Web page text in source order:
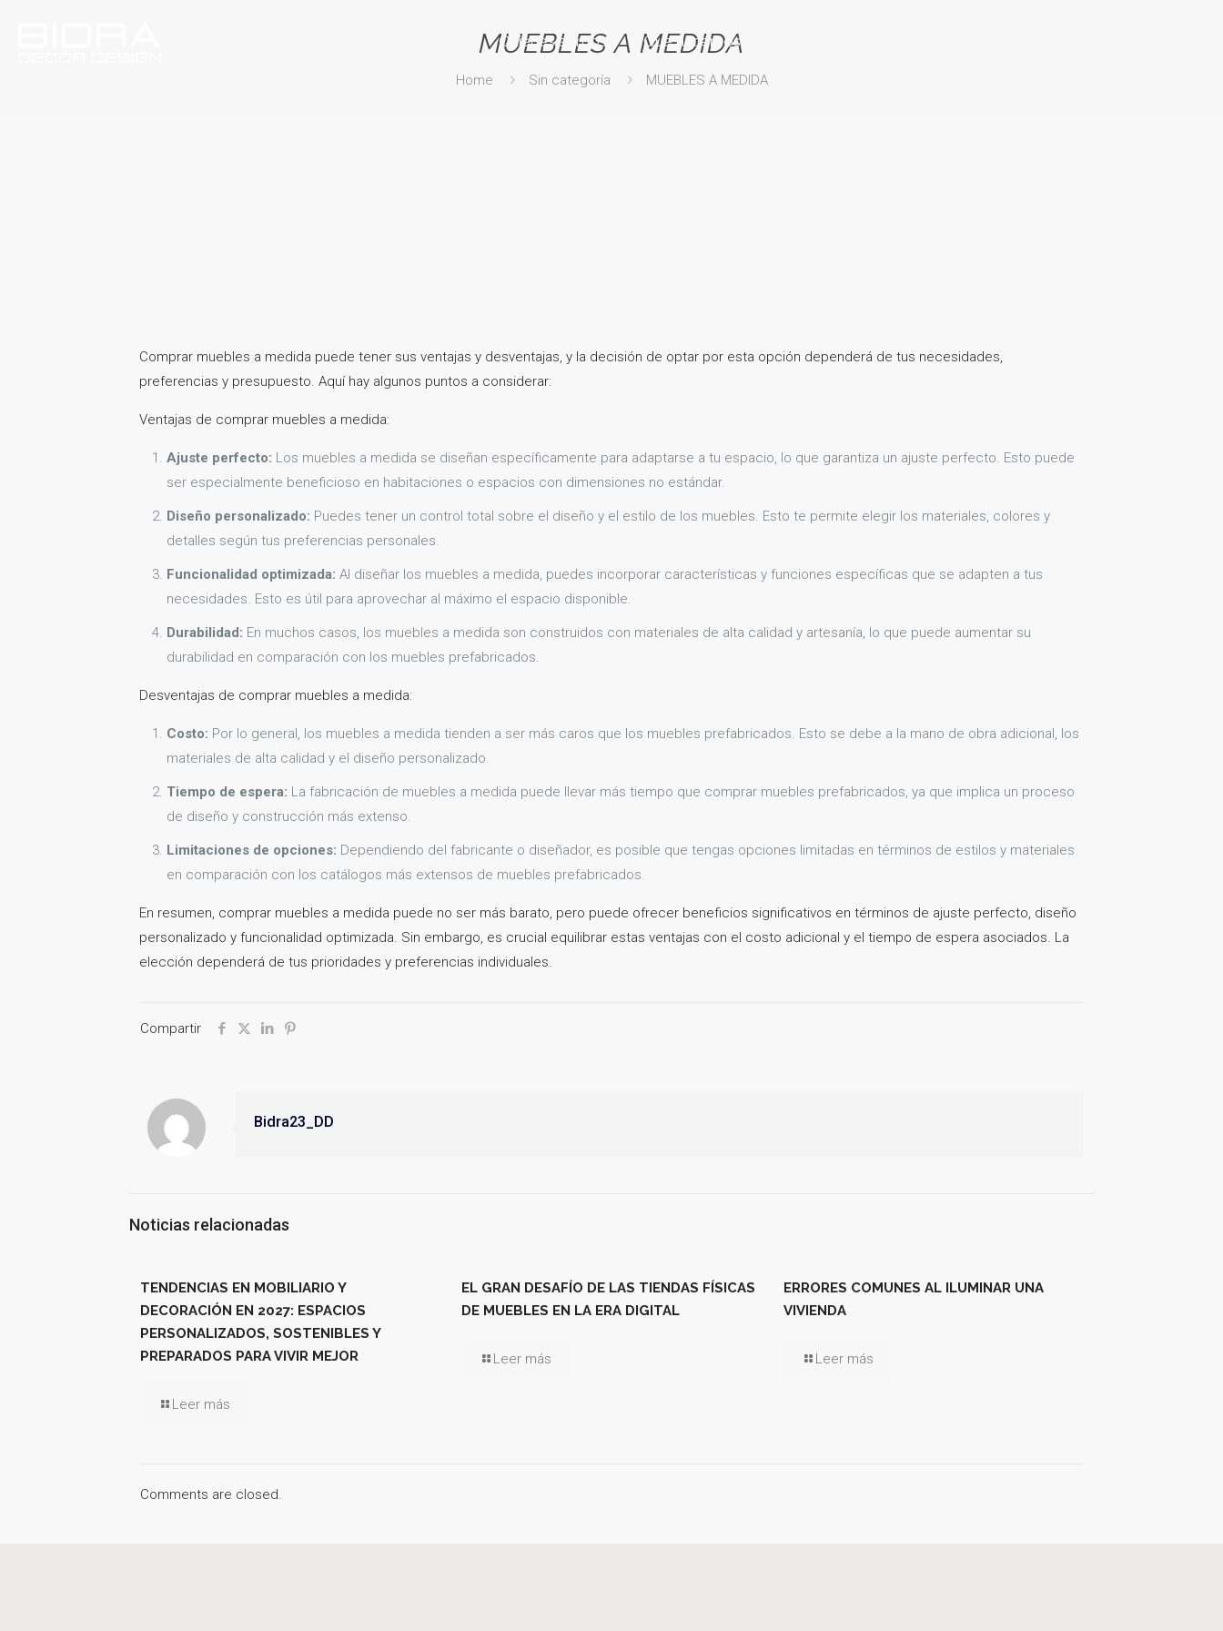
Quienes somos Que hacemos
MUEBLES A MEDIDA
Home Sin categoría MUEBLES A MEDIDA
Comprar muebles a medida puede tener sus ventajas y desventajas, y la decisión de optar por esta opción dependerá de tus necesidades,
preferencias y presupuesto. Aquí hay algunos puntos a considerar:
Ventajas de comprar muebles a medida:
Ajuste perfecto: Los muebles a medida se diseñan específicamente para adaptarse a tu espacio, lo que garantiza un ajuste perfecto. Esto puede
ser especialmente beneficioso en habitaciones o espacios con dimensiones no estándar.
Diseño personalizado: Puedes tener un control total sobre el diseño y el estilo de los muebles. Esto te permite elegir los materiales, colores y
detalles según tus preferencias personales.
Funcionalidad optimizada: Al diseñar los muebles a medida, puedes incorporar características y funciones específicas que se adapten a tus
necesidades. Esto es útil para aprovechar al máximo el espacio disponible.
Durabilidad: En muchos casos, los muebles a medida son construidos con materiales de alta calidad y artesanía, lo que puede aumentar su
durabilidad en comparación con los muebles prefabricados.
Desventajas de comprar muebles a medida:
Costo: Por lo general, los muebles a medida tienden a ser más caros que los muebles prefabricados. Esto se debe a la mano de obra adicional, los
materiales de alta calidad y el diseño personalizado.
Tiempo de espera: La fabricación de muebles a medida puede llevar más tiempo que comprar muebles prefabricados, ya que implica un proceso
de diseño y construcción más extenso.
Limitaciones de opciones: Dependiendo del fabricante o diseñador, es posible que tengas opciones limitadas en términos de estilos y materiales
en comparación con los catálogos más extensos de muebles prefabricados.
En resumen, comprar muebles a medida puede no ser más barato, pero puede ofrecer beneficios significativos en términos de ajuste perfecto, diseño
personalizado y funcionalidad optimizada. Sin embargo, es crucial equilibrar estas ventajas con el costo adicional y el tiempo de espera asociados. La
elección dependerá de tus prioridades y preferencias individuales.
Compartir
Bidra23_DD
Noticias relacionadas
TENDENCIAS EN MOBILIARIO Y
DECORACIÓN EN 2027: ESPACIOS
PERSONALIZADOS, SOSTENIBLES Y
PREPARADOS PARA VIVIR MEJOR
Leer más
EL GRAN DESAFÍO DE LAS TIENDAS FÍSICAS
DE MUEBLES EN LA ERA DIGITAL
Leer más
ERRORES COMUNES AL ILUMINAR UNA
VIVIENDA
Leer más
Comments are closed.